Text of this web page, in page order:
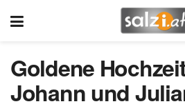
Goldene
Johann und